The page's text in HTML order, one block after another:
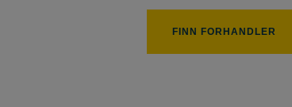
FINN FORHANDLER